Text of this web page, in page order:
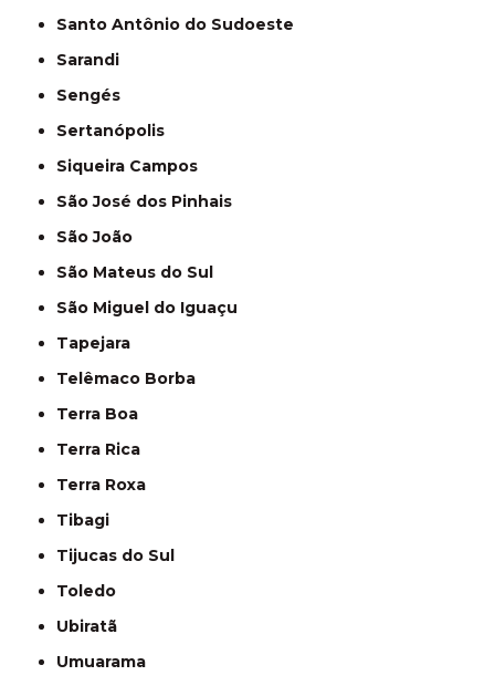
Santo Antônio do Sudoeste
Sarandi
Sengés
Sertanópolis
Siqueira Campos
São José dos Pinhais
São João
São Mateus do Sul
São Miguel do Iguaçu
Tapejara
Telêmaco Borba
Terra Boa
Terra Rica
Terra Roxa
Tibagi
Tijucas do Sul
Toledo
Ubiratã
Umuarama